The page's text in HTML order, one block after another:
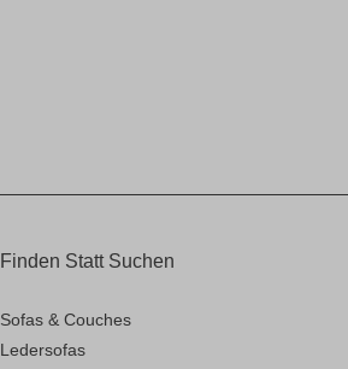
Finden Statt Suchen
Sofas & Couches
Ledersofas